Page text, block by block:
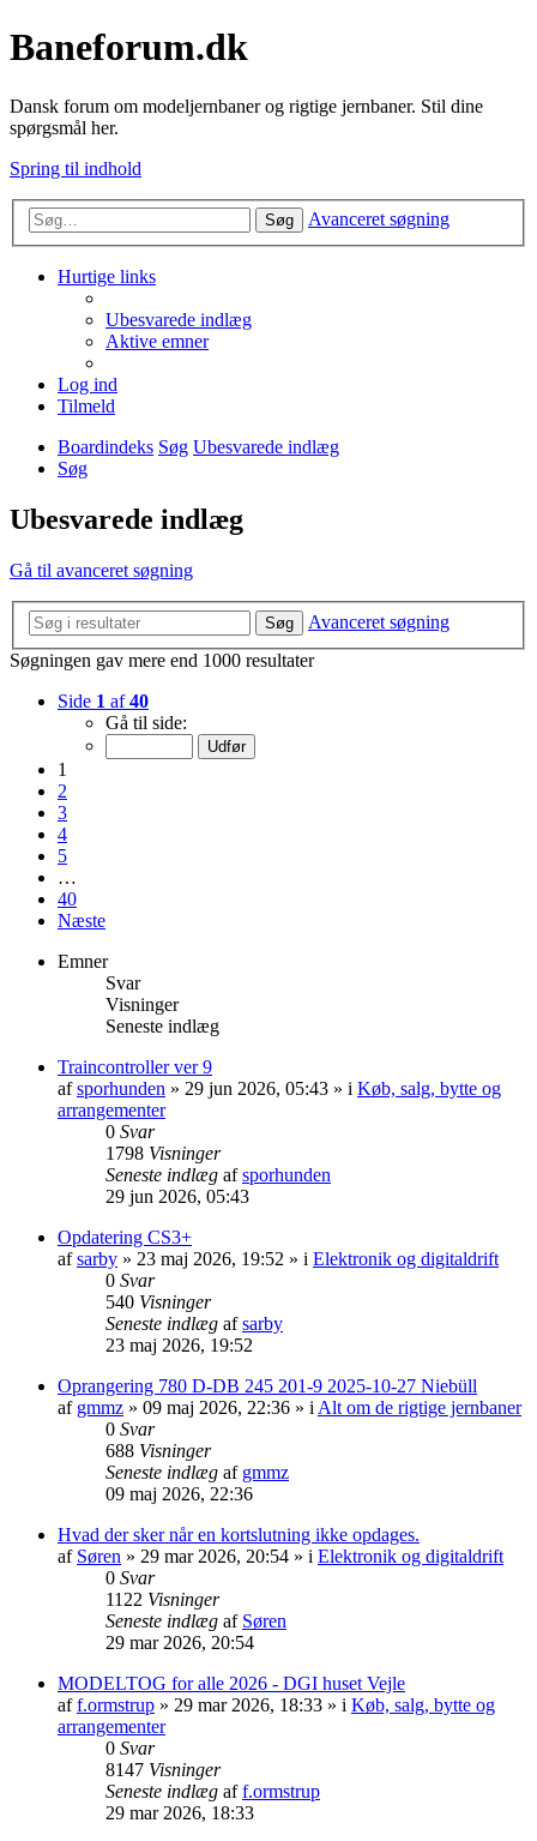
Baneforum.dk
Dansk forum om modeljernbaner og rigtige jernbaner. Stil dine
spørgsmål her.
Spring til indhold
Søg Avanceret søgning
Hurtige links
Ubesvarede indlæg
Aktive emner
Log ind
Tilmeld
Boardindeks Søg Ubesvarede indlæg
Søg
Ubesvarede indlæg
Gå til avanceret søgning
Søg
Avanceret søgning
Søgningen gav mere end 1000 resultater
Side 1 af40
Gå til side:
1
2
3
4
5
…
40
Næste
Emner
Svar
Visninger
Seneste indlæg
Traincontroller ver 9
afsporhunden » 29 jun 2026, 05:43 » i Køb, salg, bytte og
arrangementer
0 Svar
1798 Visninger
Seneste indlæg afsporhunden
29 jun 2026, 05:43
Opdatering CS3+
afsarby » 23 maj 2026, 19:52 » i Elektronik og digitaldrift
0 Svar
540 Visninger
Seneste indlæg afsarby
23 maj 2026, 19:52
Oprangering 780 D-DB 245 201-9 2025-10-27 Niebüll
af gmmz » 09 maj 2026, 22:36 » i Alt om de rigtige jernbaner
0 Svar
688 Visninger
Seneste indlæg af gmmz
09 maj 2026, 22:36
Hvad der sker når en kortslutning ikke opdages.
af Søren » 29 mar 2026, 20:54 » i Elektronik og digitaldrift
0 Svar
1122 Visninger
Seneste indlæg af Søren
29 mar 2026, 20:54
MODELTOG for alle 2026 - DGI huset Vejle
aff.ormstrup » 29 mar 2026, 18:33 » i Køb, salg, bytte og
arrangementer
0 Svar
8147 Visninger
Seneste indlæg aff.ormstrup
29 mar 2026, 18:33